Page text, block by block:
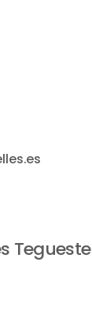
Tegueste